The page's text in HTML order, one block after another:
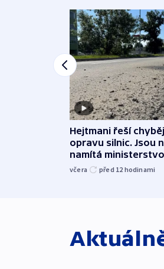
Hejtmani řeší
opravu silnic. Jsou
namítá ministerstvo
včera před 12 hodinami